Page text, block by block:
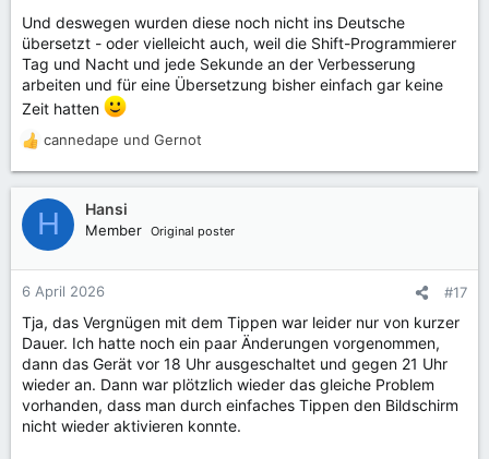
Und deswegen wurden diese noch nicht ins Deutsche
übersetzt - oder vielleicht auch, weil die Shift-Programmierer
Tag und Nacht und jede Sekunde an der Verbesserung
arbeiten und für eine Übersetzung bisher einfach gar keine
Zeit hatten
R
a
k
t
n
n
:
cannedape und Gernot
H Hansi
Member Original poster
6 April 2026 #17
Tja, das Vergnügen mit dem Tippen war leider nur von kurzer
Dauer. Ich hatte noch ein paar Änderungen vorgenommen,
dann das Gerät vor 18 Uhr ausgeschaltet und gegen 21 Uhr
wieder an. Dann war plötzlich wieder das gleiche Problem
vorhanden, dass man durch einfaches Tippen den Bildschirm
nicht wieder aktivieren konnte.